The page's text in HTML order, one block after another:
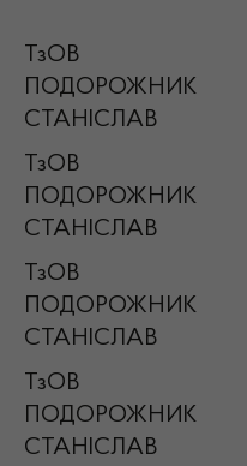
ТзОВ
ПОДОРОЖНИК
СТАНІСЛАВ
ТзОВ
ПОДОРОЖНИК
СТАНІСЛАВ
ТзОВ
ПОДОРОЖНИК
СТАНІСЛАВ
ТзОВ
ПОДОРОЖНИК
СТАНІСЛАВ